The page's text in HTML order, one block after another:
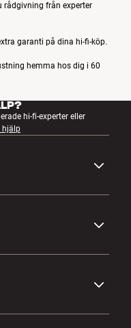
rådgivning från experter
garanti på dina hi-fi-köp.
hemma hos dig i 60
hi-fi-experter eller
hjälp